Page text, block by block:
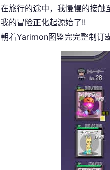
在旅行的途中，我慢慢的接触
我的冒险正化起源始了!!
朝着Yarimon图鉴完完整制订